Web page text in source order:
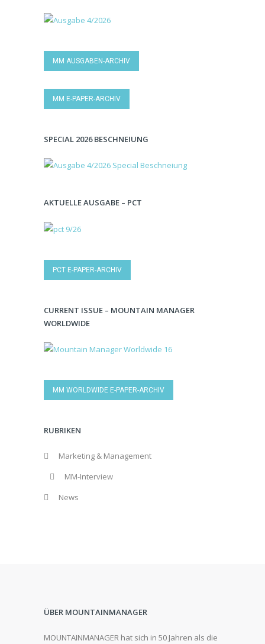
MM AUSGABEN-ARCHIV
MM E-PAPER-ARCHIV
SPECIAL 2026 BESCHNEIUNG
AKTUELLE AUSGABE – PCT
PCT E-PAPER-ARCHIV
CURRENT ISSUE – MOUNTAIN MANAGER
WORLDWIDE
MM WORLDWIDE E-PAPER-ARCHIV
RUBRIKEN
Marketing & Management
MM-Interview
News
ÜBER MOUNTAINMANAGER
MOUNTAINMANAGER hat sich in 50 Jahren als die